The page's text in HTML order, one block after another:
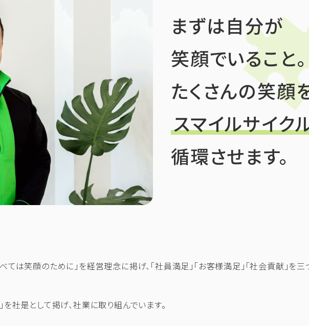
まずは自分が
笑顔でいること。
たくさんの笑顔
スマイルサイク
循環させます。
ては笑顔のために」を経営理念に掲げ、「社員満足」「お客様満足」「社会貢献」を
を社是として掲げ、社業に取り組んでいます。